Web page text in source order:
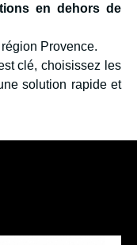
en dehors de
Provence.
clé, choisissez les
solution rapide et